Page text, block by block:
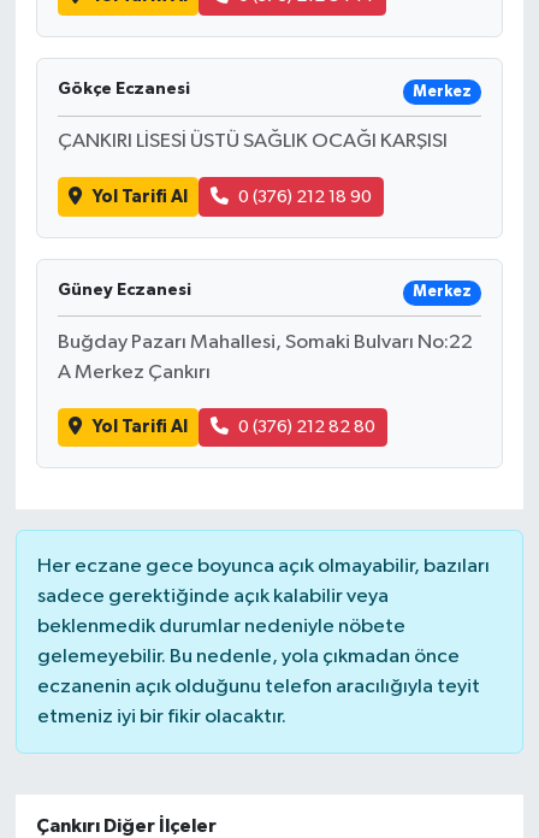
Gökçe Eczanesi Merkez
ÇANKIRI LİSESİ ÜSTÜ SAĞLIK OCAĞI KARŞISI
Yol Tarifi Al 0 (376) 212 18 90
Güney Eczanesi Merkez
Buğday Pazarı Mahallesi, Somaki Bulvarı No:22
A Merkez Çankırı
Yol Tarifi Al 0 (376) 212 82 80
Her eczane gece boyunca açık olmayabilir, bazıları
sadece gerektiğinde açık kalabilir veya
beklenmedik durumlar nedeniyle nöbete
gelemeyebilir. Bu nedenle, yola çıkmadan önce
eczanenin açık olduğunu telefon aracılığıyla teyit
etmeniz iyi bir fikir olacaktır.
Çankırı Diğer İlçeler
VİDEO HABERLER
YAZARLAR
RESMİ İLAN